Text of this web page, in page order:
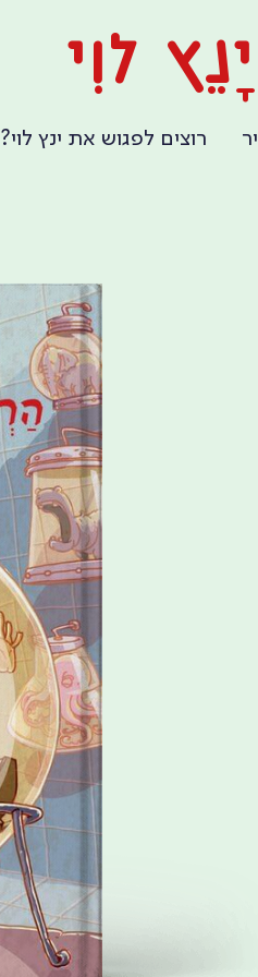
לוִי
רוצים לפגוש את ינץ לוי?